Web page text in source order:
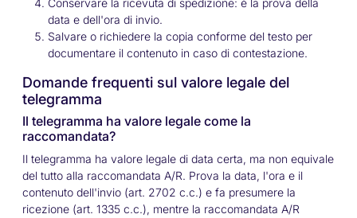
Conservare la ricevuta di spedizione: è la prova della
data e dell'ora di invio.
Salvare o richiedere la copia conforme del testo per
documentare il contenuto in caso di contestazione.
Domande frequenti sul valore legale del
telegramma
Il telegramma ha valore legale come la
raccomandata?
Il telegramma ha valore legale di data certa, ma non equivale
del tutto alla raccomandata A/R. Prova la data, l'ora e il
contenuto dell'invio (art. 2702 c.c.) e fa presumere la
ricezione (art. 1335 c.c.), mentre la raccomandata A/R